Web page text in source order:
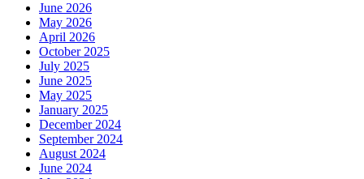
June 2026
May 2026
April 2026
October 2025
July 2025
June 2025
May 2025
January 2025
December 2024
September 2024
August 2024
June 2024